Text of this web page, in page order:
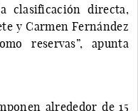
clasificación directa,
y Carmen Fernández
reservas”, apunta
alrededor de 15